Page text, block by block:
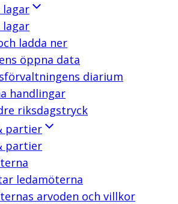
lagar
lagar
ladda ner
öppna data
diarium
handlingar
riksdagstryck
partier
partier
ledamöterna
arvoden och villkor